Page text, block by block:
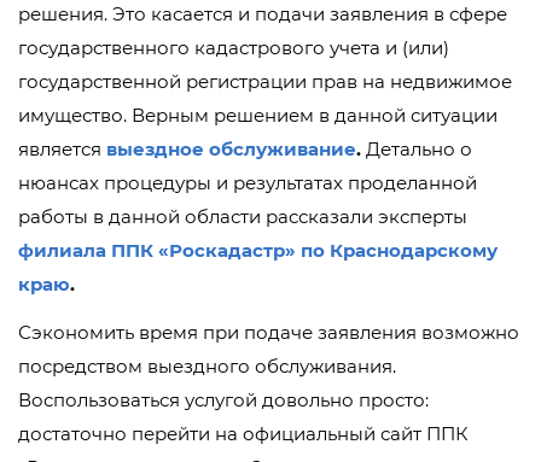
решения. Это касается и подачи заявления в сфере
государственного кадастрового учета и (или)
государственной регистрации прав на недвижимое
имущество. Верным решением в данной ситуации
является выездное обслуживание. Детально о
нюансах процедуры и результатах проделанной
работы в данной области рассказали эксперты
филиала ППК «Роскадастр» по Краснодарскому
краю.
Сэкономить время при подаче заявления возможно
посредством выездного обслуживания.
Воспользоваться услугой довольно просто:
достаточно перейти на официальный сайт ППК